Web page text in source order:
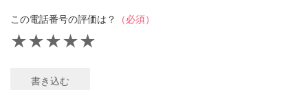
この電話番号の評価は？ （必須）
★
★
★
★
★
書き込む